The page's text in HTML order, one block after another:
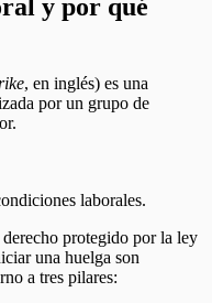
y por qué
, en inglés) es una
por un grupo de
laborales.
protegido por la ley
una huelga son
a tres pilares: